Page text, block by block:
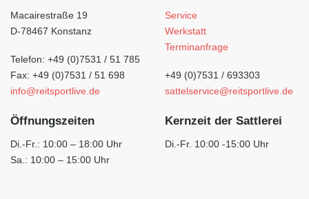
Macairestraße 19
D-78467 Konstanz
Telefon: +49 (0)7531 / 51 785
Fax: +49 (0)7531 / 51 698
info@reitsportlive.de
Öffnungszeiten
Di.-Fr.: 10:00 – 18:00 Uhr
Sa.: 10:00 – 15:00 Uhr
Service
Werkstatt
Terminanfrage
+49 (0)7531 / 693303
sattelservice@reitsportlive.de
Kernzeit der Sattlerei
Di.-Fr. 10:00 -15:00 Uhr